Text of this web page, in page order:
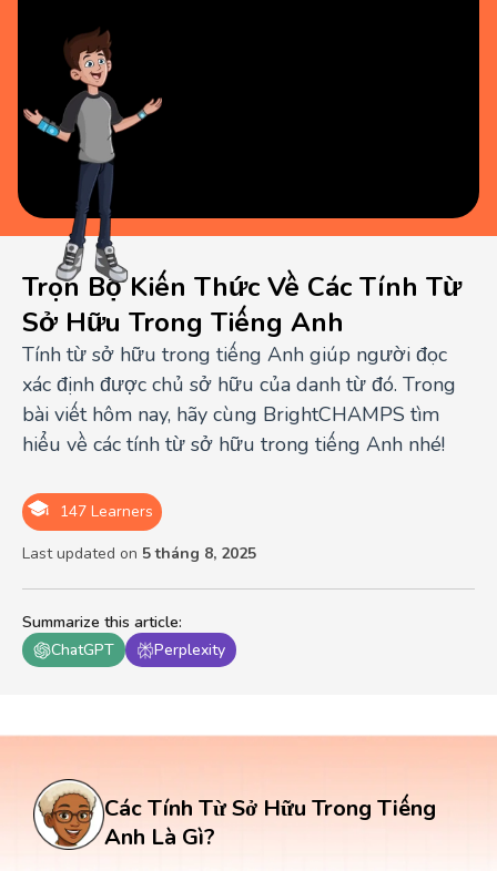
Summarize this article:
ChatGPT
Perplexity
147 Learners
Last updated on 5 tháng 8, 2025
Trọn Bộ Kiến Thức Về Các Tính Từ
Sở Hữu Trong Tiếng Anh
Tính từ sở hữu trong tiếng Anh giúp người đọc
xác định được chủ sở hữu của danh từ đó. Trong
bài viết hôm nay, hãy cùng BrightCHAMPS tìm
hiểu về các tính từ sở hữu trong tiếng Anh nhé!
Các Tính Từ Sở Hữu Trong Tiếng
Anh Là Gì?